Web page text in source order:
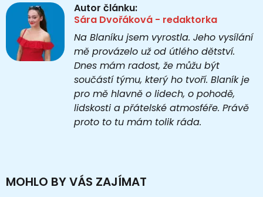
Autor článku:
Sára Dvořáková - redaktorka
Na Blaníku jsem vyrostla. Jeho vysílání
mě provázelo už od útlého dětství.
Dnes mám radost, že můžu být
součástí týmu, který ho tvoří. Blaník je
pro mě hlavně o lidech, o pohodě,
lidskosti a přátelské atmosféře. Právě
proto to tu mám tolik ráda.
MOHLO BY VÁS ZAJÍMAT